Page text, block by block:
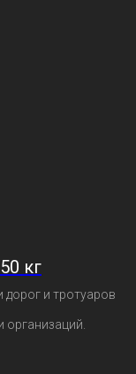
кг
и тротуаров